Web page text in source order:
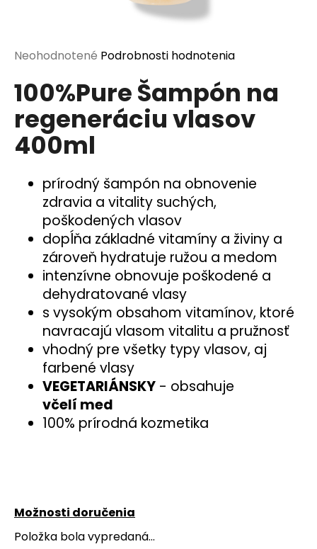
Priemerné
produktu
je
0,0
z
5
Neohodnotené Podrobnosti hodnotenia
100%Pure Šampón na
regeneráciu vlasov
400ml
prírodný šampón na obnovenie
zdravia a vitality suchých,
poškodených vlasov
dopĺňa základné vitamíny a živiny a
zároveň hydratuje ružou a medom
intenzívne obnovuje poškodené a
dehydratované vlasy
s vysokým obsahom vitamínov, ktoré
navracajú vlasom vitalitu a pružnosť
vhodný pre všetky typy vlasov, aj
farbené vlasy
VEGETARIÁNSKY - obsahuje
včelí med
100% prírodná kozmetika
Možnosti doručenia
Položka bola vypredaná…
s
?
m